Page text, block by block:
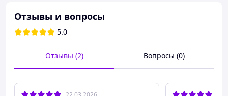
смягчает и поддерживает упругость кожи. Формула
способствует уплотнению тонкой кожи, улучшает
внешний вид орбитальной зоны и помогает
• разглаживание мелких морщин
Отзывы и вопросы
5.0
Отзывы (2) Вопросы (0)